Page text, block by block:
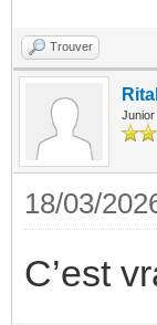
Trouver
Junior
18/03/
C’est